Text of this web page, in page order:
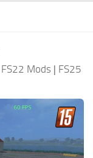
FS22 Mods | FS25